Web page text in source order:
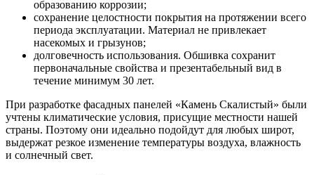
образованию коррозии;
сохранение целостности покрытия на протяжении всего
периода эксплуатации. Материал не привлекает
насекомых и грызунов;
долговечность использования. Обшивка сохранит
первоначальные свойства и презентабельный вид в
течение минимум 30 лет.
При разработке фасадных панелей «Камень Скалистый» были
учтены климатические условия, присущие местности нашей
страны. Поэтому они идеально подойдут для любых широт,
выдержат резкое изменение температуры воздуха, влажность
и солнечный свет.